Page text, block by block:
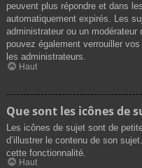
peuvent plus répondre et dans
automatiquement expirés. Les
administrateur ou un
pouvez également verrouiller
les administrateurs.
Haut
Que sont les icônes de
Les icônes de sujet sont de
d’illustrer le contenu de son
cette fonctionnalité.
Haut